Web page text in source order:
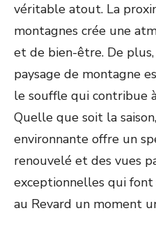
véritable atout. La
montagnes crée une
et de bien-être. De
paysage de montagne
le souffle qui contribue
Quelle que soit la
environnante offre un
renouvelé et des vues
exceptionnelles qui font
au Revard un moment